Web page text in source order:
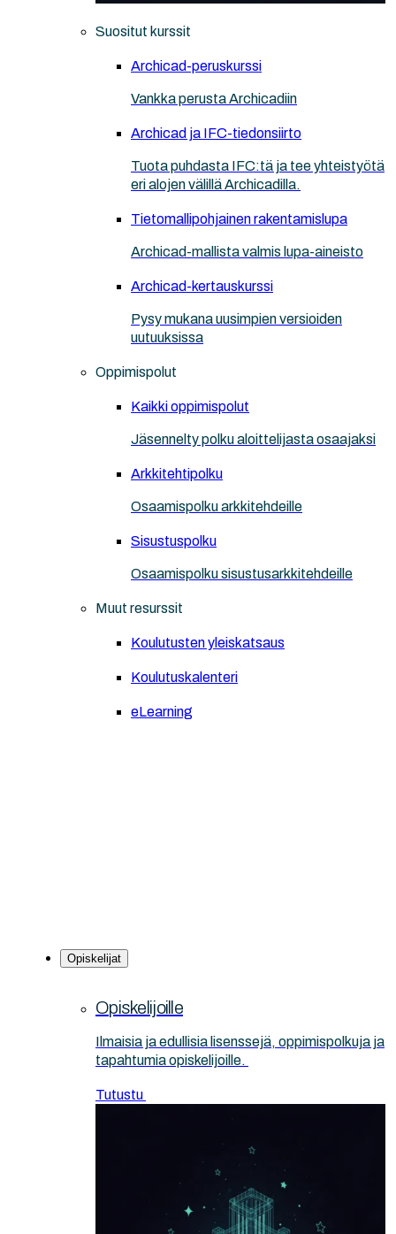
Suositut kurssit
Archicad-peruskurssi
Vankka perusta Archicadiin
Archicad ja IFC-tiedonsiirto
Tuota puhdasta IFC:tä ja tee yhteistyötä
eri alojen välillä Archicadilla.
Tietomallipohjainen rakentamislupa
Archicad-mallista valmis lupa-aineisto
Archicad-kertauskurssi
Pysy mukana uusimpien versioiden
uutuuksissa
Oppimispolut
Kaikki oppimispolut
Jäsennelty polku aloittelijasta osaajaksi
Arkkitehtipolku
Osaamispolku arkkitehdeille
Sisustuspolku
Osaamispolku sisustusarkkitehdeille
Muut resurssit
Koulutusten yleiskatsaus
Koulutuskalenteri
eLearning
Opiskelijat
Opiskelijoille
Ilmaisia ja edullisia lisenssejä, oppimispolkuja ja
tapahtumia opiskelijoille.
Tutustu